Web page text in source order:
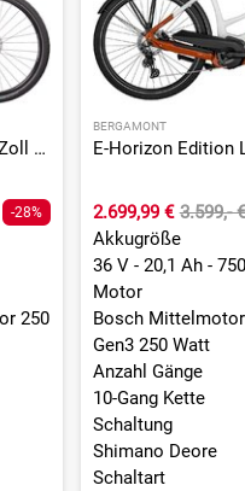
Edison Sport I-10 - 630 Wh - 28 Zoll - Tiefeinsteiger
-28%
250
BERGAMONT
2.699,99 € 3.599,-
Akkugröße
36 V - 20,1 Ah -
Motor
Bosch
Gen3 250 Watt
Anzahl Gänge
10-Gang Kette
Schaltung
Shimano Deore
Schaltart